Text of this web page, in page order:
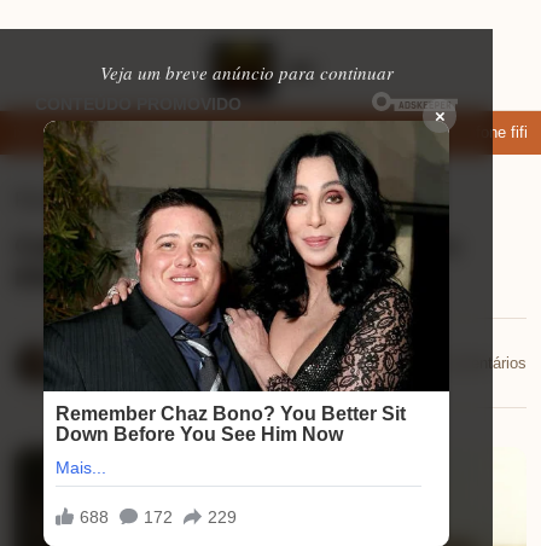
Veja um breve anúncio para continuar
×
apps de namoro que permitem enviar fotos e vídeos Microfone fifine
Ferramentas úteis ⏱ 9 min de leitura
Como um Seguro Pode ser Rápido e
Eficiente
Mariana Souza
29/09/2025
📅 29/09/2025💬 0 comentários